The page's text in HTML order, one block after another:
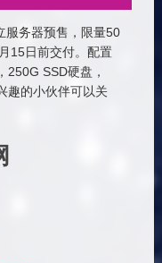
服务器预售，限量50
15日前交付。配置
SSD硬盘，
趣的小伙伴可以关